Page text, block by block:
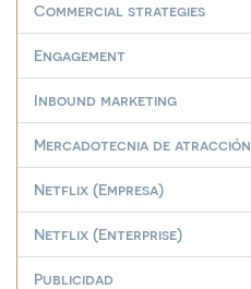
Commercial strategies
Engagement
Inbound marketing
Mercadotecnia de atracción
Netflix (Empresa)
Netflix (Enterprise)
Publicidad